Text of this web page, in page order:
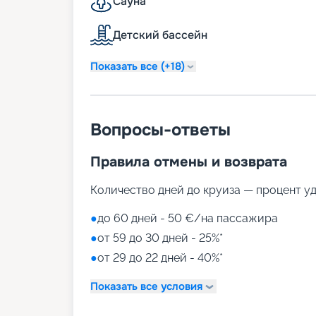
казино, зона мультимедиа и
классы, вечеринки и другие
можно в спа-комплексе Aurea Spa.
игровые площадки, детский бассейн –
Путешествуйте с
Туры MSC Sinfonia в навигацию 2026 -
вдоль берегов Италии, Греции и других
купить путевку онлайн на нашем сайте.
схемы палуб, цены на путевки,
сказочном отдыхе? Вас ждут волшебные
чтобы получить лучшие места,
Детский бассейн
Показать все (+18)
Вопросы-ответы
Правила отмены и возврата
Количество дней до круиза — процент
●до 60 дней - 50 €/на пассажира
●от 59 до 30 дней - 25%*
●от 29 до 22 дней - 40%*
Показать все условия